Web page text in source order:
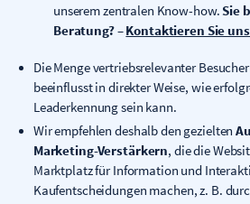
unserem zentralen Know-how.Sie
Beratung?–Kontaktieren Sie
Die Menge vertriebsrelevanter
beeinflusst in direkter Weise, wie
Leaderkennung sein kann.
Wir empfehlen deshalb den gezielten
Marketing-Verstärkern, die die
Marktplatz für Information und
Kaufentscheidungen machen, z. B.